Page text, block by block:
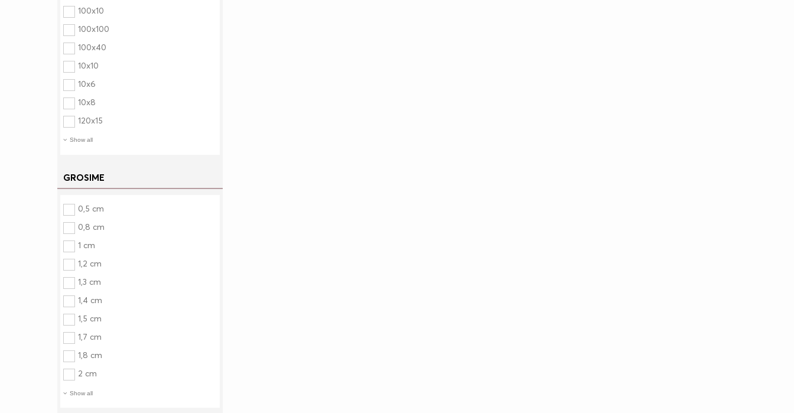
100x10
100x100
100x40
10x10
10x6
10x8
120x15
Show all
GROSIME
0,5 cm
0,8 cm
1 cm
1,2 cm
1,3 cm
1,4 cm
1,5 cm
1,7 cm
1,8 cm
2 cm
Show all